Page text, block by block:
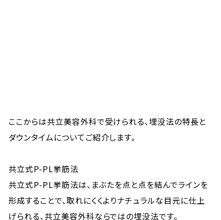
ここからは共立美容外科で受けられる、埋没法の特長と
ダウンタイムについてご紹介します。
共立式P-PL挙筋法
共立式P-PL挙筋法は、まぶたを点と点を結んでラインを
形成することで、取れにくくよりナチュラルな目元に仕上
げられる、共立美容外科ならではの埋没法です。